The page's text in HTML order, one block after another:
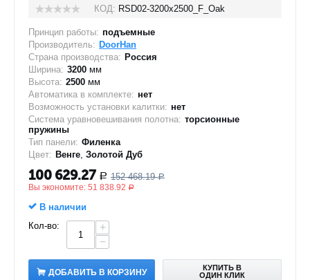
КОД: RSD02-3200х2500_F_Oak
Принцип работы: подъемные
Производитель: DoorHan
Страна производства: Россия
Ширина: 3200 мм
Высота: 2500 мм
Автоматика в комплекте: нет
Возможность установки калитки: нет
Система уравновешивания полотна: торсионные
пружины
Тип панели: Филенка
Цвет: Венге, Золотой Дуб
100 629.27 Р 152 468.19 Р
Вы экономите: 51 838.92 Р
В наличии
Кол-во:
+
−
ДОБАВИТЬ В КОРЗИНУ
КУПИТЬ В
ОДИН КЛИК